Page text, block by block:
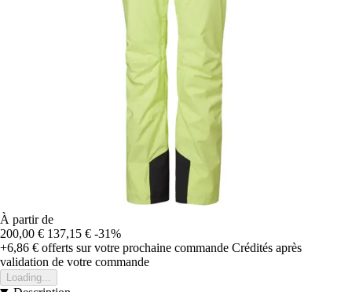
À partir de
200,00 € 137,15 € -31%
+6,86 € offerts sur votre prochaine commande Crédités après
validation de votre commande
Loading...